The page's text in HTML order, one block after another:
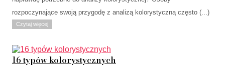
rozpoczynające swoją przygodę z analizą kolorystyczną często (...)
Czytaj więcej
16 typów kolorystycznych